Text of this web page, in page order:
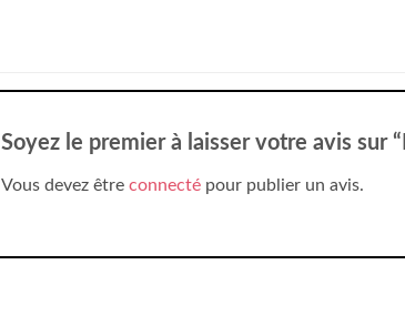
Soyez le premier à laisser votre avis sur
Vous devez être connecté pour publier un avis.